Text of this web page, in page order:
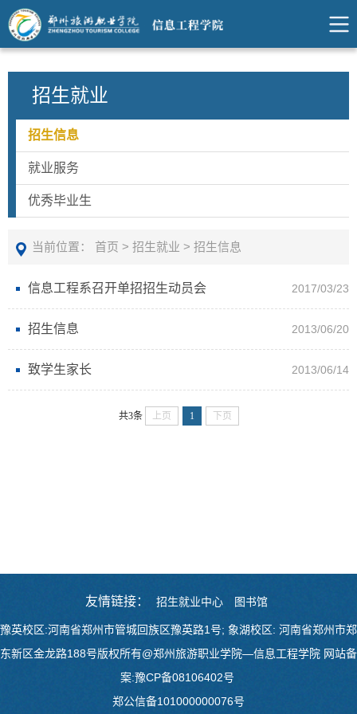
招生就业
招生信息
就业服务
优秀毕业生
当前位置： 首页 > 招生就业 > 招生信息
信息工程系召开单招招生动员会 2017/03/23
招生信息 2013/06/20
致学生家长 2013/06/14
共3条 上页 1 下页
友情链接： 招生就业中心 图书馆
豫英校区:河南省郑州市管城回族区豫英路1号; 象湖校区: 河南省郑州市郑
东新区金龙路188号版权所有@郑州旅游职业学院—信息工程学院 网站备
案:豫CP备08106402号
郑公信备101000000076号